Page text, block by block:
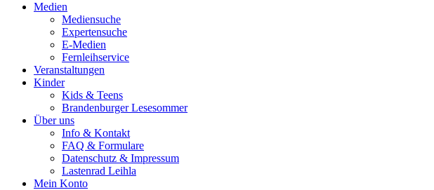
Medien
Mediensuche
Expertensuche
E-Medien
Fernleihservice
Veranstaltungen
Kinder
Kids & Teens
Brandenburger Lesesommer
Über uns
Info & Kontakt
FAQ & Formulare
Datenschutz & Impressum
Lastenrad Leihla
Mein Konto